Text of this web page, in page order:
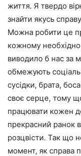
життя. Я твердо
знайти якусь
Можна робити це
кожному необхідно
виводило б нас за
обмежують
сусідки, брата,
своє серце, тому
працювати кожен
прекрасний ранок
розцвісти. Так що
момент, як справа